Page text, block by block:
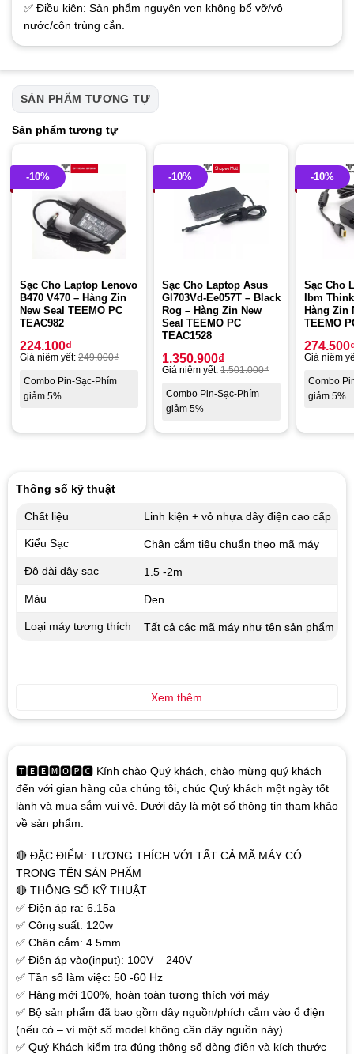
✅ Điều kiện: Sản phẩm nguyên vẹn không bể vỡ/vô
nước/côn trùng cắn.
SẢN PHẨM TƯƠNG TỰ
Sản phẩm tương tự
-10%
Sạc Cho Laptop Lenovo
B470 V470 – Hàng Zin
New Seal TEEMO PC
TEAC982
224.100₫
Giá niêm yết: 249.000₫
Combo Pin-Sạc-Phím
giảm 5%
-10%
Sạc Cho Laptop Asus
Gl703Vd-Ee057T – Black
Rog – Hàng Zin New
Seal TEEMO PC
TEAC1528
1.350.900₫
Giá niêm yết: 1.501.000₫
Combo Pin-Sạc-Phím
giảm 5%
-10%
Sạc Cho
Ibm
Hàng Zin
TEEMO
274.500
Giá niêm
Combo
giảm 5%
🆃🅴🅴🅼🅾🅿🅲 Kính chào Quý khách, chào mừng quý khách
đến với gian hàng của chúng tôi, chúc Quý khách một ngày tốt
lành và mua sắm vui vẻ. Dưới đây là một số thông tin tham khảo
về sản phẩm.
🔴 ĐẶC ĐIỂM: TƯƠNG THÍCH VỚI TẤT CẢ MÃ MÁY CÓ
TRONG TÊN SẢN PHẨM
🔴 THÔNG SỐ KỸ THUẬT
✅ Điện áp ra: 6.15a
✅ Công suất: 120w
✅ Chân cắm: 4.5mm
✅ Điện áp vào(input): 100V – 240V
✅ Tần số làm việc: 50 -60 Hz
✅ Hàng mới 100%, hoàn toàn tương thích với máy
✅ Bộ sản phẩm đã bao gồm dây nguồn/phích cắm vào ổ điện
(nếu có – vì một số model không cần dây nguồn này)
✅ Quý Khách kiểm tra đúng thông số dòng điện và kích thước
Thông số kỹ thuật
Chất liệu Linh kiện + vỏ nhựa dây điện cao cấp
Kiểu Sạc Chân cắm tiêu chuẩn theo mã máy
Độ dài dây sạc 1.5 -2m
Màu Đen
Loại máy tương thích Tất cả các mã máy như tên sản phẩm
Xem thêm